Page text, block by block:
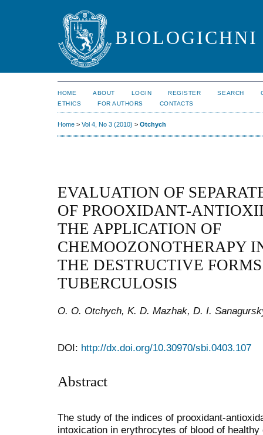
HOME ABOUT LOGIN REGISTER SEARCH
ETHICS
FOR AUTHORS CONTACTS
Home > Vol 4, No 3 (2010) > Otchych
EVALUATION OF
OF PROOXIDANT-
THE APPLICATION OF
CHEMOOZONOTHERAPY
THE DESTRUCTIVE
TUBERCULOSIS
O. O. Otchych, K. D. Mazhak, D. I.
DOI: http://dx.doi.org/10.30970/sbi.0403.107
Abstract
The study of the indices of prooxidant-
intoxication in erythrocytes of blood of